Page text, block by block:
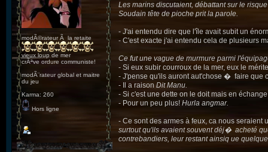
modÃ©rateur Ã la retaite
vieux loup de mer
crÃªve ordure communiste!
modÃ¨rateur global et maitre
du jeu
Karma: 260
Hors ligne
Les marins discutaient, débattant sur le
Soudain tête de pioche prit la parole.
- J'ai entendu dire que l'île avait subit un
- C'est exacte j'ai entendu cela de plusieurs
Ce fut une vague de murmure parmi
- Si eux subir courroux de la mer, eux le
- J'pense qu'ils auront aut'chose � faire que
- Il a raison Dit Manu.
- Si c'est une dette on le doit mais en
- Pour un peu plus! Hurla angmar.
- Ce sont des armes à feux, ca nous seraient
surtout qu'ils avaient souvent déj� acheté
contrebandiers, leur restant ainsiq ue